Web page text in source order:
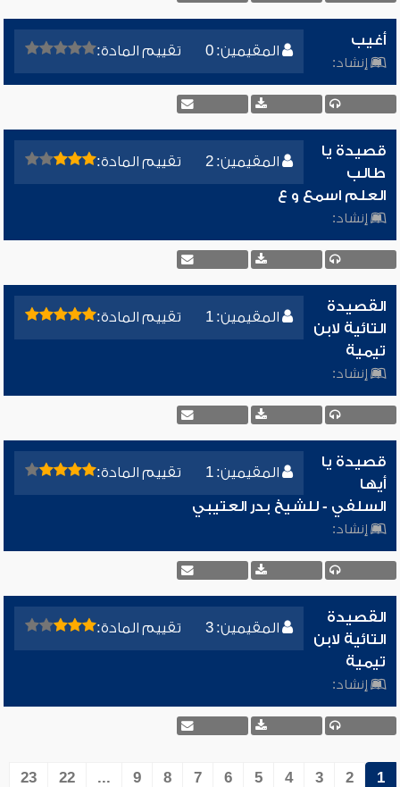
المقيمين: 0 تقييم المادة:
أغيب
إنشاد:
المقيمين: 2 تقييم المادة:
قصيدة يا
طالب
العلم اسمع و ع
إنشاد:
المقيمين: 1 تقييم المادة:
القصيدة
التائية لابن
تيمية
إنشاد:
المقيمين: 1 تقييم المادة:
قصيدة يا
أيها
السلفي - للشيخ بدر العتيبي
إنشاد:
المقيمين: 3 تقييم المادة:
القصيدة
التائية لابن
تيمية
إنشاد:
1
2
3
4
5
6
7
8
9
...
22
23